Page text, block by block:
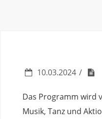
10.03.2024
Das Programm wird
Musik, Tanz und